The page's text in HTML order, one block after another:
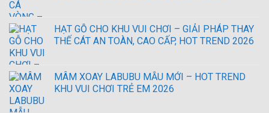
HẠT GỖ CHO KHU VUI CHƠI – GIẢI PHÁP THAY
THẾ CÁT AN TOÀN, CAO CẤP, HOT TREND 2026
MÂM XOAY LABUBU MẪU MỚI – HOT TREND
KHU VUI CHƠI TRẺ EM 2026